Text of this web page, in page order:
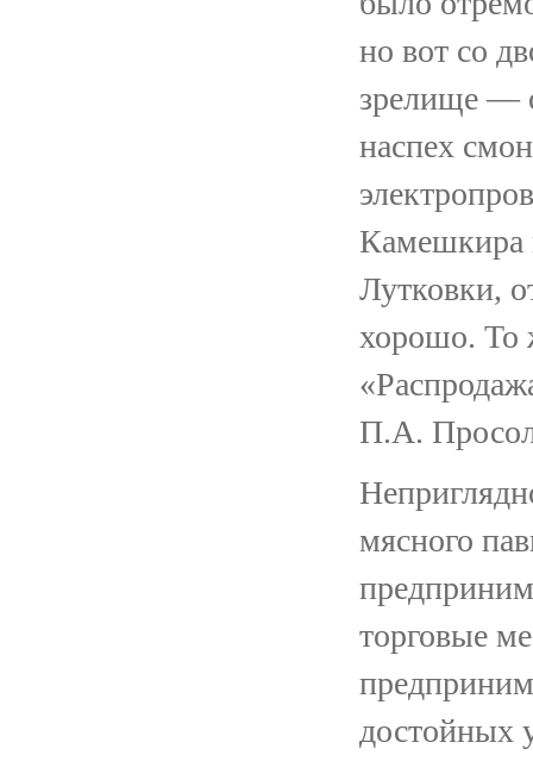
но вот со
зрелище —
наспех
Камешкира
Лутковки,
хорошо. То
П.А.
мясного
торговые
достойных